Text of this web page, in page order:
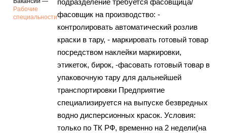
Рабочие
специальности
подразделение требуется фасовщица/
фасовщик на производство: -
контролировать автоматический розлив
краски в тару, - маркировать готовый товар
посредством наклейки маркировки,
этикеток, бирок, -фасовать готовый товар в
упаковочную тару для дальнейшей
транспортировки Предприятие
специализируется на выпуске безвредных
водно дисперсионных красок. Условия:
только по ТК РФ, временно на 2 недели(на